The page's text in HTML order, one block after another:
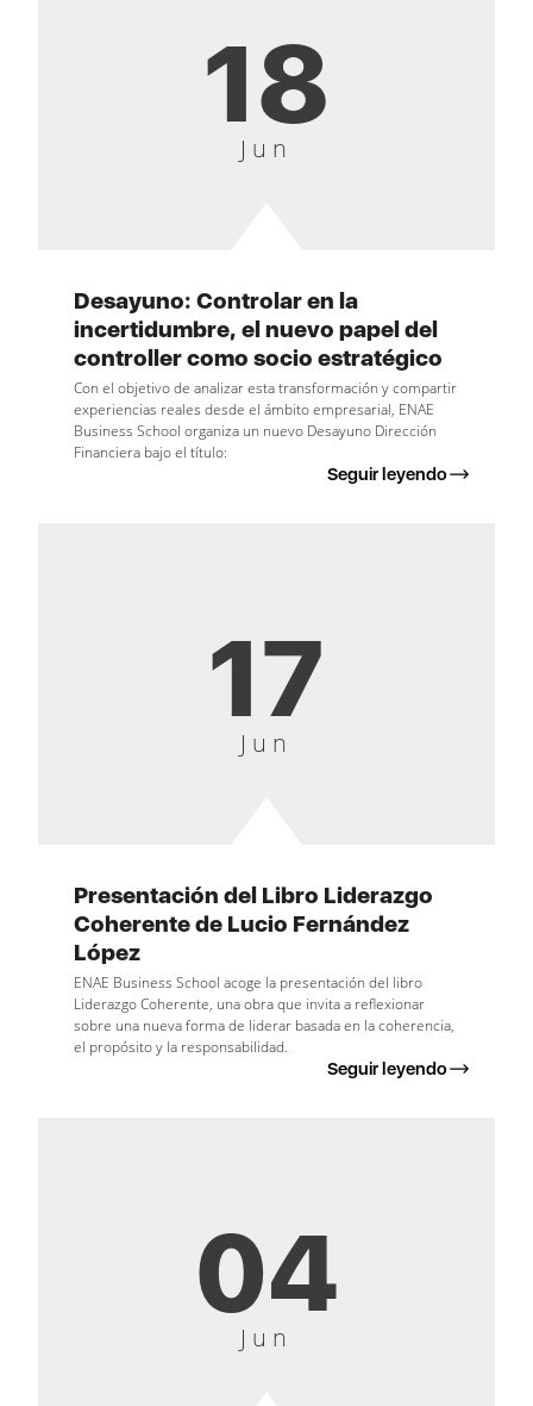
18
Jun
Desayuno: Controlar en la
incertidumbre, el nuevo papel del
controller como socio estratégico
Con el objetivo de analizar esta transformación y compartir
experiencias reales desde el ámbito empresarial, ENAE
Business School organiza un nuevo Desayuno Dirección
Financiera bajo el título:
Seguir leyendo
17
Jun
Presentación del Libro Liderazgo
Coherente de Lucio Fernández
López
ENAE Business School acoge la presentación del libro
Liderazgo Coherente, una obra que invita a reflexionar
sobre una nueva forma de liderar basada en la coherencia,
el propósito y la responsabilidad.
Seguir leyendo
04
Jun